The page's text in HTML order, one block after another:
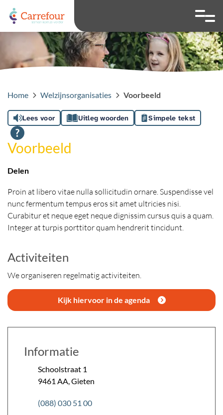
overslaan
Hoog contrast
Ga naar
Home Welzijnsorganisaties Voorbeeld
Lees voor Uitleg woorden Simpele tekst
Voorbeeld
Delen
Proin at libero vitae nulla sollicitudin ornare. Suspendisse vel
nunc fermentum tempus eros sit amet ultricies nisi.
Curabitur et neque eget neque dignissim cursus quis a quam.
Integer at turpis porttitor quam hendrerit tincidunt.
Activiteiten
We organiseren regelmatig activiteiten.
Kijk hiervoor in de agenda
Informatie
Schoolstraat 1
9461 AA Gieten
(088) 030 51 00